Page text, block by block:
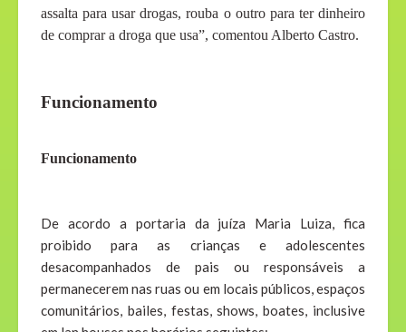
assalta para usar drogas, rouba o outro para ter dinheiro
de comprar a droga que usa”, comentou Alberto Castro.
Funcionamento
Funcionamento
De acordo a portaria da juíza Maria Luiza, fica
proibido para as crianças e adolescentes
desacompanhados de pais ou responsáveis a
permanecerem nas ruas ou em locais públicos, espaços
comunitários, bailes, festas, shows, boates, inclusive